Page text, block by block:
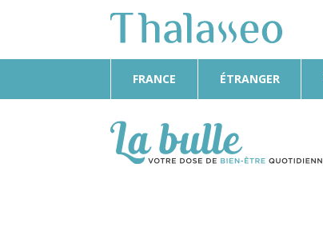
FRANCE ÉTRANGER